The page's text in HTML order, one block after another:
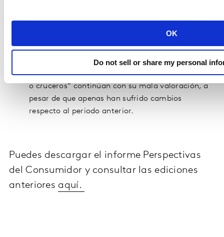
OK
Do not sell or share my personal
comienzan a sentirse en este sector. “Salir al cine
o espectáculos” se encuentra entre los 4
productos en los que más empeora la valoración
del momento de compra y las “Largas vacaciones
o cruceros” continúan con su mala valoración, a
pesar de que apenas han sufrido cambios
respecto al periodo anterior.
Puedes descargar el informe Perspectivas
del Consumidor y consultar las ediciones
anteriores aquí.